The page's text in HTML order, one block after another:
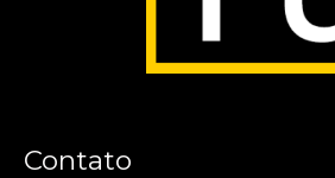
Contato